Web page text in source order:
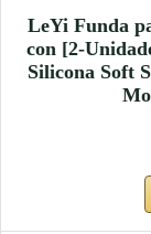
LeYi Funda
con [2-
Silicona Soft